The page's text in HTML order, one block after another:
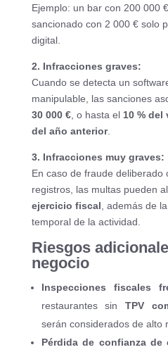
Ejemplo: un bar con 200 000
sancionado con 2 000 € solo
digital.
2. Infracciones graves:
Cuando se detecta un
manipulable, las sanciones
30 000 €, o hasta el 10 % del
del año anterior.
3. Infracciones muy graves:
En caso de fraude deliberado
registros, las multas pueden
ejercicio fiscal, además de
temporal de la actividad.
Riesgos
negocio
Inspecciones fiscales
restaurantes sinTPV
serán considerados de alto
Pérdida de confianza